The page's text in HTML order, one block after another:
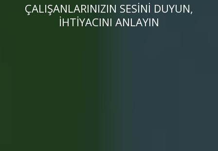
ÇALIŞANLARINIZIN SESINI DUYUN,
İHTIYACINI ANLAYIN